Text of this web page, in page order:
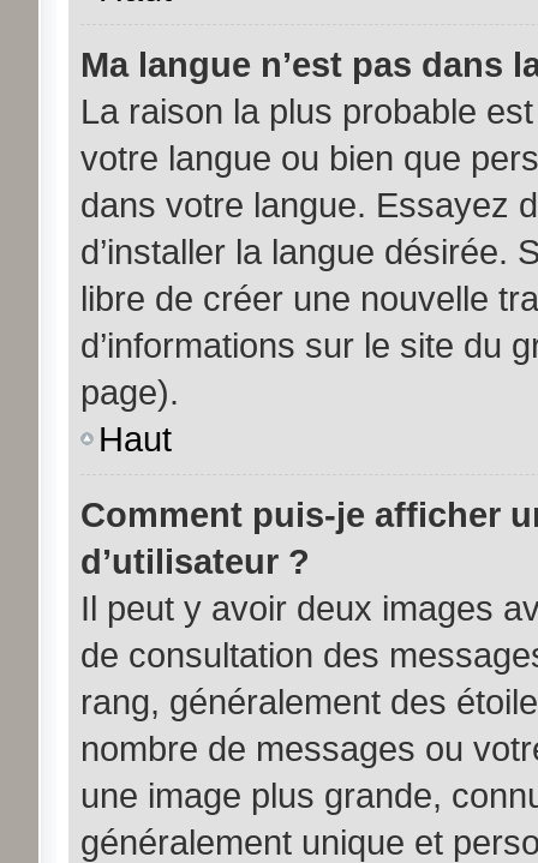
Ma langue n’est pas dans
La raison la plus probable
votre langue ou bien que
dans votre langue. Essayez
d’installer la langue désirée.
libre de créer une nouvelle
d’informations sur le site du
page).
Haut
Comment puis-je afficher
d’utilisateur ?
Il peut y avoir deux images
de consultation des
rang, généralement des
nombre de messages ou
une image plus grande,
généralement unique et